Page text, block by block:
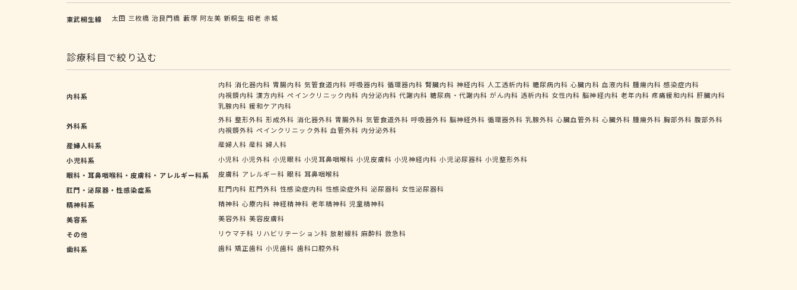
東武桐生線 太田 三枚橋 治良門橋 藪塚 阿左美 新桐生 相老 赤城
診療科目で絞り込む
内科系
内科 消化器内科 胃腸内科 気管食道内科 呼吸器内科 循環器内科 腎臓内科 神経内科 人工透析内科 糖尿病内科 心臓内科 血液内科 腫瘍内科 感染症内科
内視鏡内科 漢方内科 ペインクリニック内科 内分泌内科 代謝内科 糖尿病・代謝内科 がん内科 透析内科 女性内科 脳神経内科 老年内科 疼痛緩和内科 肝臓内科
乳腺内科 緩和ケア内科
外科系
外科 整形外科 形成外科 消化器外科 胃腸外科 気管食道外科 呼吸器外科 脳神経外科 循環器外科 乳腺外科 心臓血管外科 心臓外科 腫瘍外科 胸部外科 腹部外科
内視鏡外科 ペインクリニック外科 血管外科 内分泌外科
産婦人科系
産婦人科 産科 婦人科
小児科系
小児科 小児外科 小児眼科 小児耳鼻咽喉科 小児皮膚科 小児神経内科 小児泌尿器科 小児整形外科
眼科・耳鼻咽喉科・皮膚科・アレルギー科系
皮膚科 アレルギー科 眼科 耳鼻咽喉科
肛門・泌尿器・性感染症系
肛門内科 肛門外科 性感染症内科 性感染症外科 泌尿器科 女性泌尿器科
精神科系
精神科 心療内科 神経精神科 老年精神科 児童精神科
美容系
美容外科 美容皮膚科
その他
リウマチ科 リハビリテーション科 放射線科 麻酔科 救急科
歯科系
歯科 矯正歯科 小児歯科 歯科口腔外科